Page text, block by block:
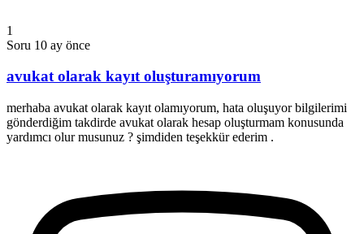
1
Soru 10 ay önce
avukat olarak kayıt oluşturamıyorum
merhaba avukat olarak kayıt olamıyorum, hata oluşuyor bilgilerimi
gönderdiğim takdirde avukat olarak hesap oluşturmam konusunda
yardımcı olur musunuz ? şimdiden teşekkür ederim .